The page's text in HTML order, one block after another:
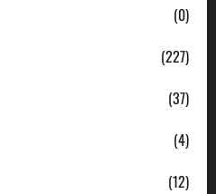
(0)
(227)
(37)
(4)
(12)